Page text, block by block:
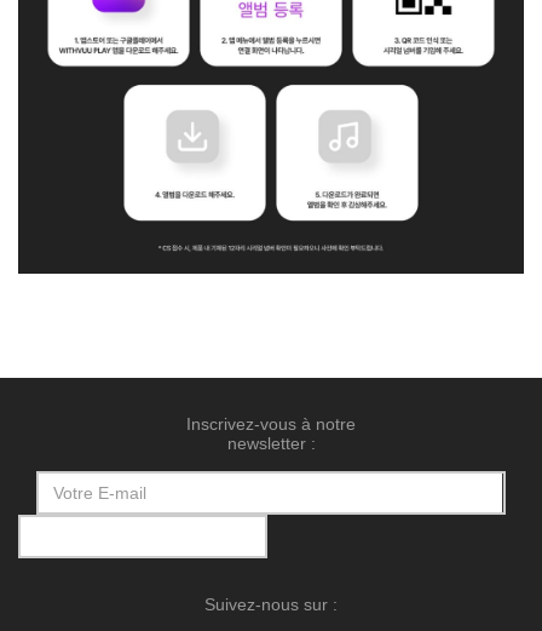
Inscrivez-vous à notre
newsletter :
Suivez-nous sur :